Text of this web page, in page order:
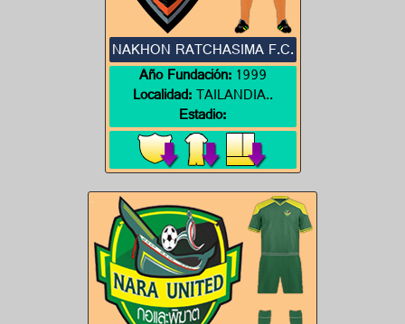
NAKHON RATCHASIMA F.C.
Año Fundación:1999
Localidad:TAILANDIA..
Estadio: